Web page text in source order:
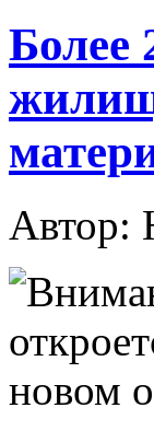
Более
Автор: